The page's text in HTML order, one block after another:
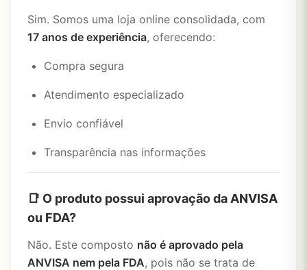
Sim. Somos uma loja online consolidada, com
17 anos de experiência, oferecendo:
Compra segura
Atendimento especializado
Envio confiável
Transparência nas informações
📑 O produto possui aprovação da ANVISA
ou FDA?
Não. Este composto não é aprovado pela
ANVISA nem pela FDA, pois não se trata de